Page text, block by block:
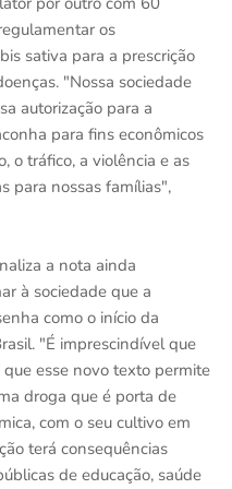
os
sativa para a prescrição
"Nossa sociedade
autorização para a
para fins econômicos
o tráfico, a violência e as
para nossas famílias",
a nota ainda
à sociedade que a
como o início da
"É imprescindível que
esse novo texto permite
droga que é porta de
com o seu cultivo em
terá consequências
de educação, saúde